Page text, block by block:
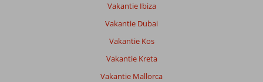
Vakantie Ibiza
Vakantie Dubai
Vakantie Kos
Vakantie Kreta
Vakantie Mallorca